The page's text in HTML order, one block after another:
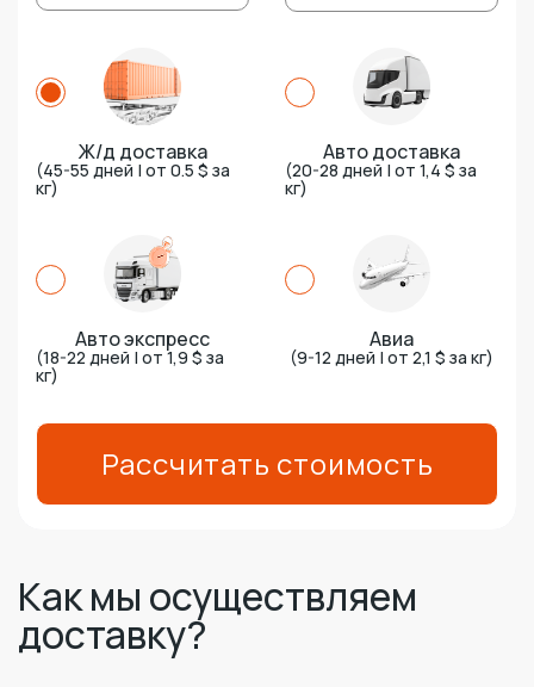
Ж/д доставка
(45-55 дней | от 0.5 $ за
кг)
Авто доставка
(20-28 дней | от 1,4 $ за
кг)
Авто экспресс
(18-22 дней | от 1,9 $ за
кг)
Авиа
(9-12 дней | от 2,1 $ за кг)
Рассчитать стоимость
Как мы осуществляем
доставку?